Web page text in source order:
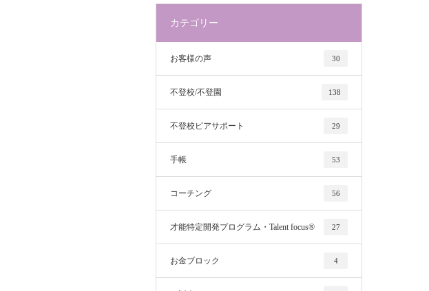
カテゴリー
お客様の声 30
不登校/不登園 138
不登校ピアサポート 29
手帳 53
コーチング 56
才能特定開発プログラム・Talent focus® 27
お金ブロック 4